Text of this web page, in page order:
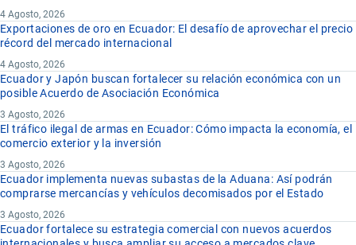
4 Agosto, 2026
Exportaciones de oro en Ecuador: El desafío de aprovechar el precio
récord del mercado internacional
4 Agosto, 2026
Ecuador y Japón buscan fortalecer su relación económica con un
posible Acuerdo de Asociación Económica
3 Agosto, 2026
El tráfico ilegal de armas en Ecuador: Cómo impacta la economía, el
comercio exterior y la inversión
3 Agosto, 2026
Ecuador implementa nuevas subastas de la Aduana: Así podrán
comprarse mercancías y vehículos decomisados por el Estado
3 Agosto, 2026
Ecuador fortalece su estrategia comercial con nuevos acuerdos